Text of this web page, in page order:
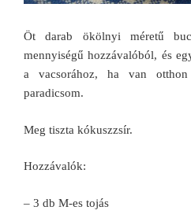
Öt darab ökölnyi méretű
mennyiségű hozzávalóból, és
a vacsorához, ha van
paradicsom.
Meg tiszta kókuszzsír.
Hozzávalók:
– 3 db M-es tojás